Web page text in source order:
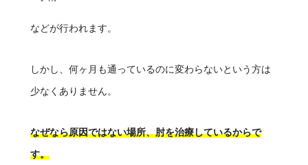
などが行われます。
しかし、何ヶ月も通っているのに変わらないという方は
少なくありません。
なぜなら原因ではない場所、肘を治療しているからで
す。